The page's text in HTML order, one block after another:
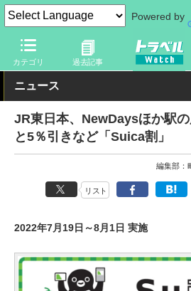
Powered by
カテゴリ 過去記事
トラベル Watch 旅の方法 鉄旅 駅
ニュース
JR東日本、NewDaysほか駅
と5％引きなど「Suica割」
編集部：
リスト
2022年7月19日～8月1日 実施